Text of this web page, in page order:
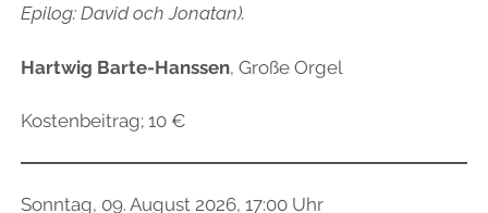
Epilog: David och Jonatan).
Hartwig Barte-Hanssen, Große Orgel
Kostenbeitrag; 10 €
Sonntag, 09. August 2026, 17:00 Uhr